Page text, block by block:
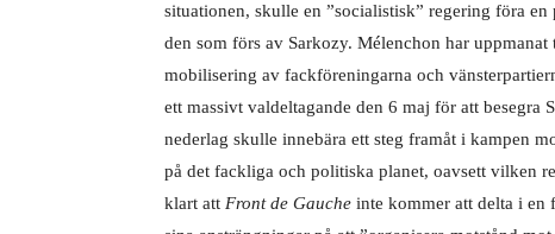
Sarkozy. Ett sådant nederlag skulle innebära ett
Kampen måste fortsätta på det fackliga och
Mélenchon har gjort det helt klart attFront de
utan kommer att koncentrera sina ansträngningar
korrekt. Front de Gauchesprogram bör nu
kapitalintressena. På grundval av en revolutionär
och spela en central roll i kampen för ett